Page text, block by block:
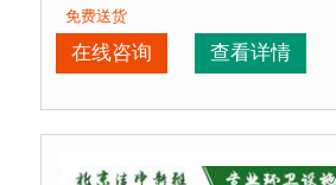
垃圾桶材质：
垃圾桶周期：
3-7天 厂家直销
选用优质镀锌
免费送货
在线咨询 查看详情